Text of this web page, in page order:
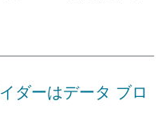
ダーはデータ ブロ